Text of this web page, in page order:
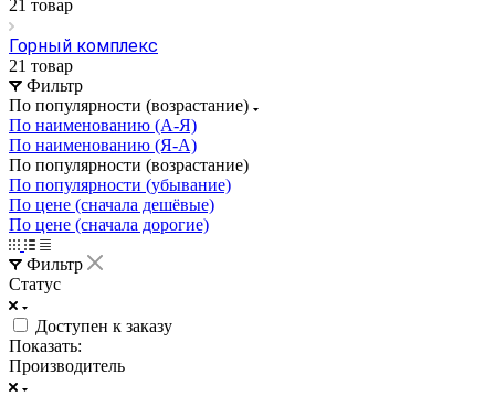
21 товар
Горный комплекс
21 товар
Фильтр
По популярности (возрастание)
По наименованию (А-Я)
По наименованию (Я-А)
По популярности (возрастание)
По популярности (убывание)
По цене (сначала дешёвые)
По цене (сначала дорогие)
Фильтр
Статус
Доступен к заказу
Показать:
Производитель